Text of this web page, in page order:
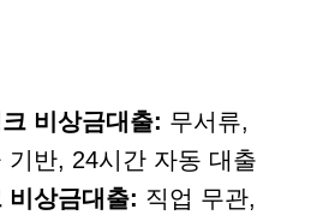
비상금대출: 무서류,
기반, 24시간 자동 대출
비상금대출: 직업 무관,